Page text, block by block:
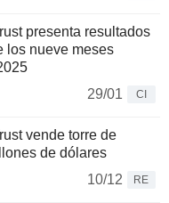
presenta resultados
los nueve meses
29/01
CI
vende torre de
de dólares
10/12
RE